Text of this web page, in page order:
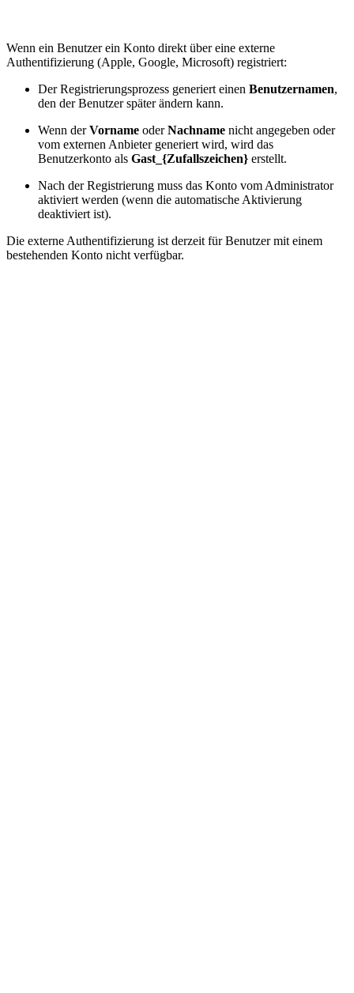
Wenn ein Benutzer ein Konto direkt über eine externe
Authentifizierung (Apple, Google, Microsoft) registriert:
Der Registrierungsprozess generiert einen Benutzernamen,
den der Benutzer später ändern kann.
Wenn derVorname oderNachname nicht angegeben oder
vom externen Anbieter generiert wird, wird das
Benutzerkonto als Gast_{Zufallszeichen} erstellt.
Nach der Registrierung muss das Konto vom Administrator
aktiviert werden (wenn die automatische Aktivierung
deaktiviert ist).
Die externe Authentifizierung ist derzeit für Benutzer mit einem
bestehenden Konto nicht verfügbar.